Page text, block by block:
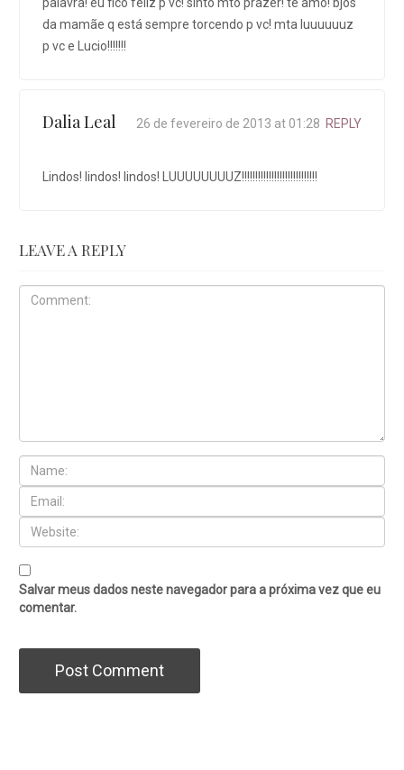
da mamãe q está sempre torcendo p vc! mta luuuuuuz
p vc e Lucio!!!!!!!
Dalia Leal 26 de fevereiro de 2013 at 01:28 REPLY
Lindos! lindos! lindos! LUUUUUUUUZ!!!!!!!!!!!!!!!!!!!!!!!!!!!!
LEAVE A REPLY
Salvar meus dados neste navegador para a próxima vez que eu
comentar.